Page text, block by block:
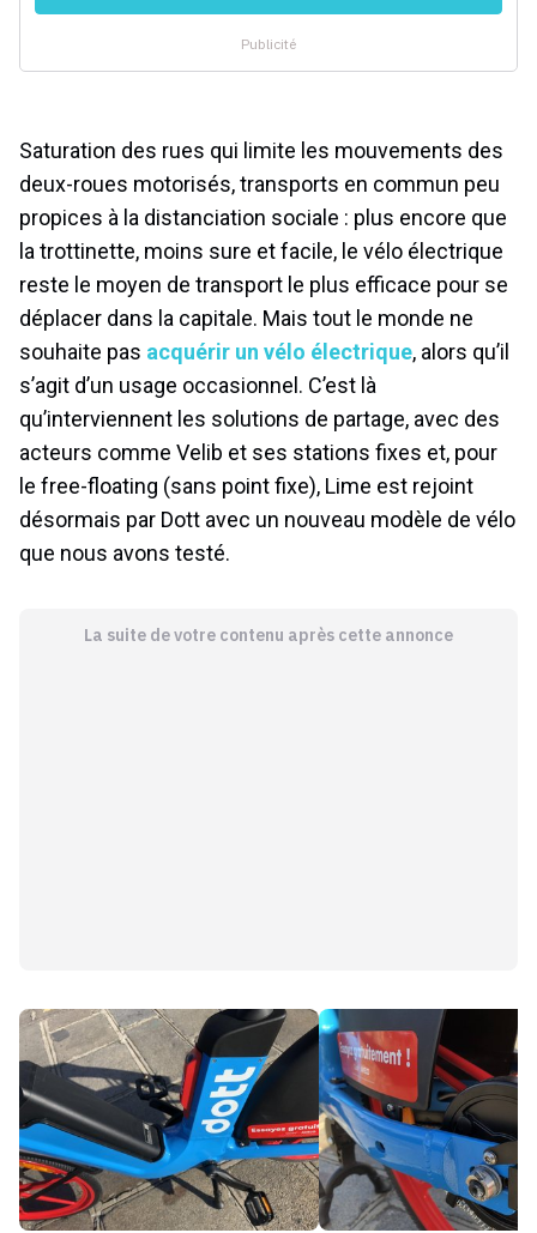
Saturation des rues qui limite les mouvements des
deux-roues motorisés, transports en commun peu
propices à la distanciation sociale : plus encore que
la trottinette, moins sure et facile, le vélo électrique
reste le moyen de transport le plus efficace pour se
déplacer dans la capitale. Mais tout le monde ne
souhaite pas acquérir un vélo électrique, alors qu’il
s’agit d’un usage occasionnel. C’est là
qu’interviennent les solutions de partage, avec des
acteurs comme Velib et ses stations fixes et, pour
le free-floating (sans point fixe), Lime est rejoint
désormais par Dott avec un nouveau modèle de vélo
que nous avons testé.
La suite de votre contenu après cette annonce